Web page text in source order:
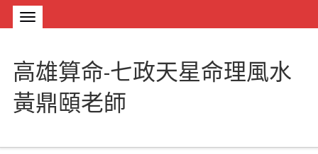
高雄算命-七政天星命理風水
黃鼎頤老師